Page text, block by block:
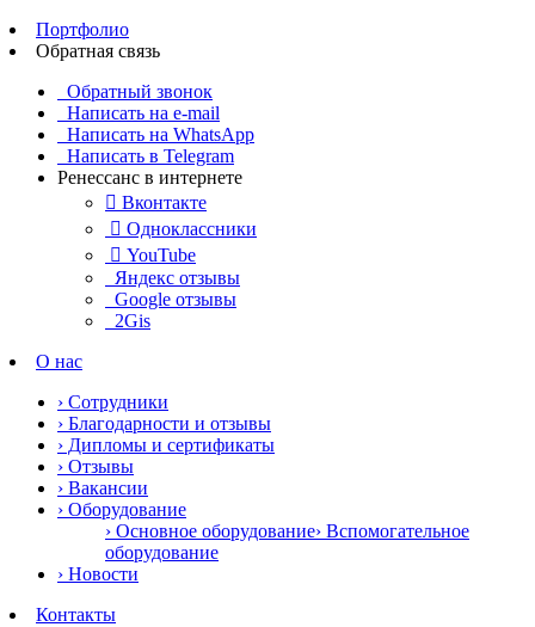
Портфолио
Обратная связь
Обратный звонок
Написать на e-mail
Написать на WhatsApp
Написать в Telegram
Ренессанс в интернете
 Вконтакте
 Одноклассники
 YouTube
Яндекс отзывы
Google отзывы
2Gis
О нас
› Сотрудники
› Благодарности и отзывы
› Дипломы и сертификаты
› Отзывы
› Вакансии
› Оборудование
› Основное оборудование› Вспомогательное
оборудование
› Новости
Контакты